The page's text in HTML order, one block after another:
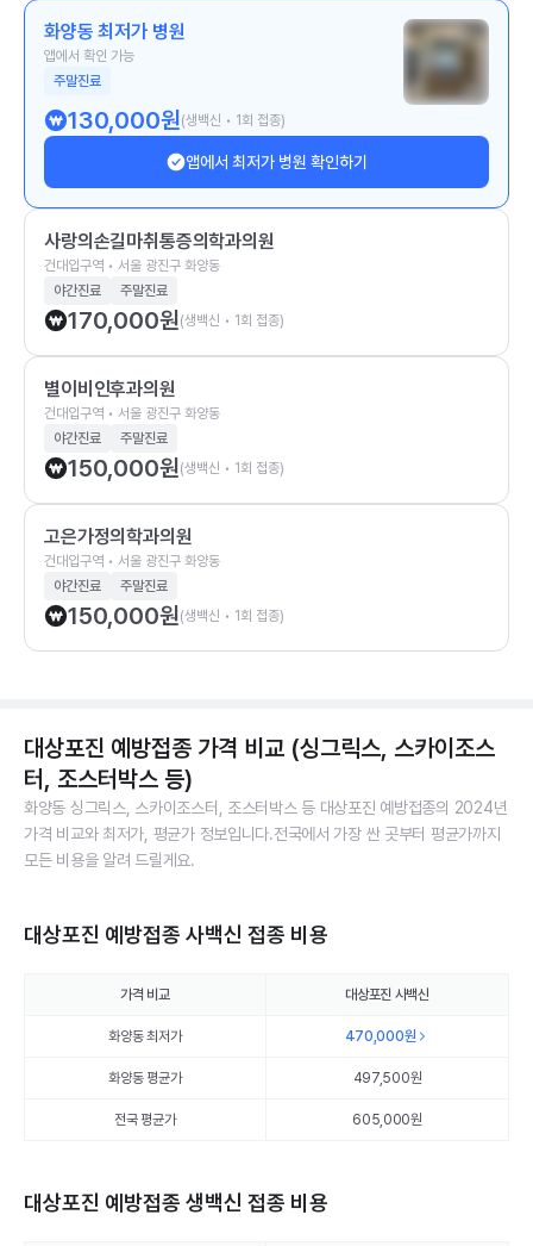
화양동 최저가 병원
앱에서 확인 가능
주말진료
130,000원(생백신 • 1회 접종)
앱에서 최저가 병원 확인하기
사랑의손길마취통증의학과의원
건대입구역 • 서울 광진구 화양동
야간진료
주말진료
170,000원(생백신 • 1회 접종)
별이비인후과의원
건대입구역 • 서울 광진구 화양동
야간진료
주말진료
150,000원(생백신 • 1회 접종)
고은가정의학과의원
건대입구역 • 서울 광진구 화양동
야간진료
주말진료
150,000원(생백신 • 1회 접종)
대상포진 예방접종 가격 비교 (싱그릭스, 스카이조스
터, 조스터박스 등)
화양동 싱그릭스, 스카이조스터, 조스터박스 등 대상포진 예방접종의 2024년
가격 비교와 최저가, 평균가 정보입니다.전국에서 가장 싼 곳부터 평균가까지
모든 비용을 알려 드릴게요.
대상포진 예방접종 사백신 접종 비용
가격 비교 대상포진 사백신
화양동 최저가 470,000원
화양동 평균가 497,500원
전국 평균가 605,000원
대상포진 예방접종 생백신 접종 비용